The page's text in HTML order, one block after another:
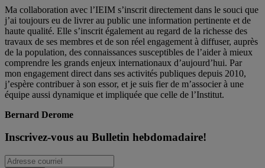
Ma collaboration avec l’IEIM s’inscrit directement dans le souci que
j’ai toujours eu de livrer au public une information pertinente et de
haute qualité. Elle s’inscrit également au regard de la richesse des
travaux de ses membres et de son réel engagement à diffuser, auprès
de la population, des connaissances susceptibles de l’aider à mieux
comprendre les grands enjeux internationaux d’aujourd’hui. Par
mon engagement direct dans ses activités publiques depuis 2010,
j’espère contribuer à son essor, et je suis fier de m’associer à une
équipe aussi dynamique et impliquée que celle de l’Institut.
Bernard Derome
Inscrivez-vous au Bulletin hebdomadaire!